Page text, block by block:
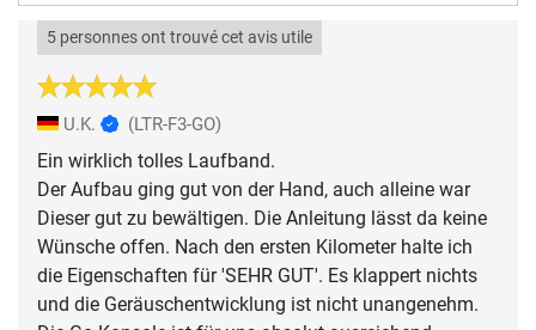
5 personnes ont trouvé cet avis utile
U.K. (LTR-F3-GO)
Ein wirklich tolles Laufband.
Der Aufbau ging gut von der Hand, auch alleine war
Dieser gut zu bewältigen. Die Anleitung lässt da keine
Wünsche offen. Nach den ersten Kilometer halte ich
die Eigenschaften für 'SEHR GUT'. Es klappert nichts
und die Geräuschentwicklung ist nicht unangenehm.